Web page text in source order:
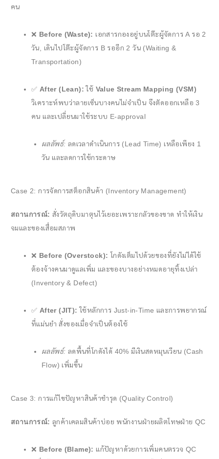
คน
❌ Before (Waste): เอกสารกองอยู่บนโต๊ะผู้จัดการ A รอ 2
วัน, เดินไปโต๊ะผู้จัดการ B รออีก 2 วัน (Waiting &
Transportation)
✅ After (Lean): ใช้ Value Stream Mapping (VSM)
วิเคราะห์พบว่าลายเซ็นบางคนไม่จำเป็น จึงตัดออกเหลือ 3
คน และเปลี่ยนมาใช้ระบบ E-approval
ผลลัพธ์: ลดเวลาดำเนินการ (Lead Time) เหลือเพียง 1
วัน และลดการใช้กระดาษ
Case 2: การจัดการสต็อกสินค้า (Inventory Management)
สถานการณ์: สั่งวัตถุดิบมาตุนไว้เยอะเพราะกลัวของขาด ทำให้เงิน
จมและของเสื่อมสภาพ
❌ Before (Overstock): โกดังเต็มไปด้วยของที่ยังไม่ได้ใช้
ต้องจ้างคนมาดูแลเพิ่ม และของบางอย่างหมดอายุทิ้งเปล่า
(Inventory & Defect)
✅ After (JIT): ใช้หลักการ Just-in-Time และการพยากรณ์
ที่แม่นยำ สั่งของเมื่อจำเป็นต้องใช้
ผลลัพธ์: ลดพื้นที่โกดังได้ 40% มีเงินสดหมุนเวียน (Cash
Flow) เพิ่มขึ้น
Case 3: การแก้ไขปัญหาสินค้าชำรุด (Quality Control)
สถานการณ์: ลูกค้าเคลมสินค้าบ่อย พนักงานฝ่ายผลิตโทษฝ่าย QC
❌ Before (Blame): แก้ปัญหาด้วยการเพิ่มคนตรวจ QC